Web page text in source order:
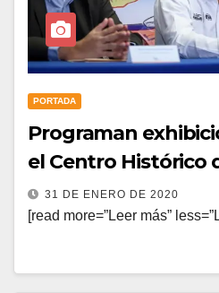
PORTADA
Programan
el Centro Histórico
31 DE ENERO DE 2020
[read more=”Leer más”